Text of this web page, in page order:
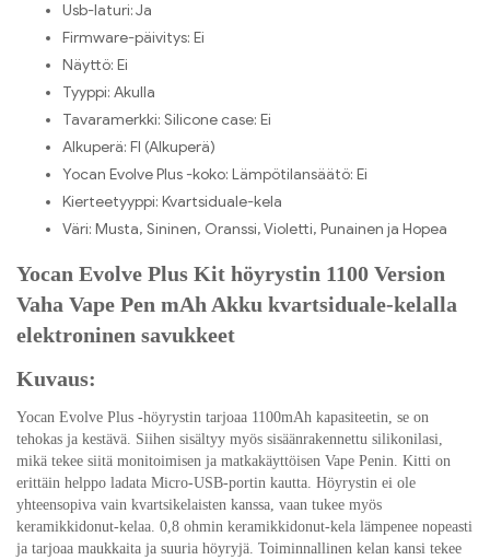
Usb-laturi:Ja
Firmware-päivitys: Ei
Näyttö: Ei
Tyyppi: Akulla
Tavaramerkki: Silicone case: Ei
Alkuperä: FI (Alkuperä)
Yocan Evolve Plus -koko: Lämpötilansäätö: Ei
Kierteetyyppi: Kvartsiduale-kela
Väri: Musta, Sininen, Oranssi, Violetti, Punainen ja Hopea
Yocan Evolve Plus Kit höyrystin 1100 Version
Vaha Vape Pen mAh Akku kvartsiduale-kelalla
elektroninen savukkeet
Kuvaus:
Yocan Evolve Plus -höyrystin tarjoaa 1100mAh kapasiteetin, se on
tehokas ja kestävä. Siihen sisältyy myös sisäänrakennettu silikonilasi,
mikä tekee siitä monitoimisen ja matkakäyttöisen Vape Penin. Kitti on
erittäin helppo ladata Micro-USB-portin kautta. Höyrystin ei ole
yhteensopiva vain kvartsikelaisten kanssa, vaan tukee myös
keramikkidonut-kelaa. 0,8 ohmin keramikkidonut-kela lämpenee nopeasti
ja tarjoaa maukkaita ja suuria höyryjä. Toiminnallinen kelan kansi tekee